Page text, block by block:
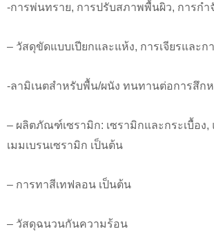
-การพ่นทราย, การปรับสภาพพื้นผิว, การกำ
– วัสดุขัดแบบเปียกและแห้ง, การเจียรและก
-ลามิเนตสำหรับพื้น/ผนัง ทนทานต่อการสึก
– ผลิตภัณฑ์เซรามิก: เซรามิกและกระเบื้อง,
เมมเบรนเซรามิก เป็นต้น
– การทาสีเทฟลอน เป็นต้น
– วัสดุฉนวนกันความร้อน